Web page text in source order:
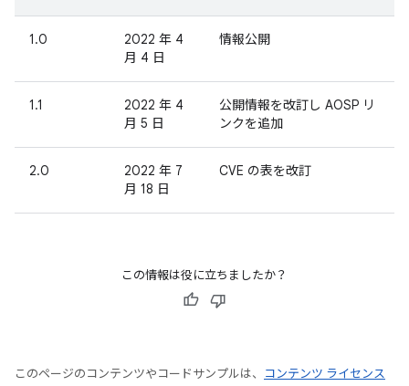
1.0
2022 年 4
月 4 日
情報公開
1.1
2022 年 4
月 5 日
公開情報を改訂し AOSP リ
ンクを追加
2.0
2022 年 7
月 18 日
CVE の表を改訂
この情報は役に立ちましたか？
このページのコンテンツやコードサンプルは、
コンテンツ ライセンス